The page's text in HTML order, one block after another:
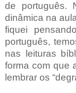
de português.
dinâmica na
fiquei
português,
nas leituras
forma com que
lembrar os